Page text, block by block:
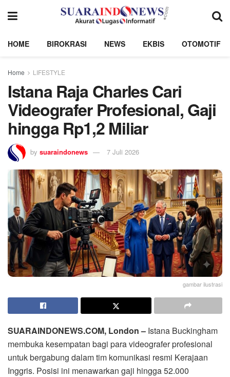
HOME BIROKRASI NEWS EKBIS OTOMOTIF
Home LIFESTYLE
Istana Raja Charles Cari
Videografer Profesional, Gaji
hingga Rp1,2 Miliar
by suaraindonews 7 Juli 2026
gambar ilustrasi
SUARAINDONEWS.COM, London – Istana Buckingham
membuka kesempatan bagi para videografer profesional
untuk bergabung dalam tim komunikasi resmi Kerajaan
Inggris. Posisi ini menawarkan gaji hingga 52.000